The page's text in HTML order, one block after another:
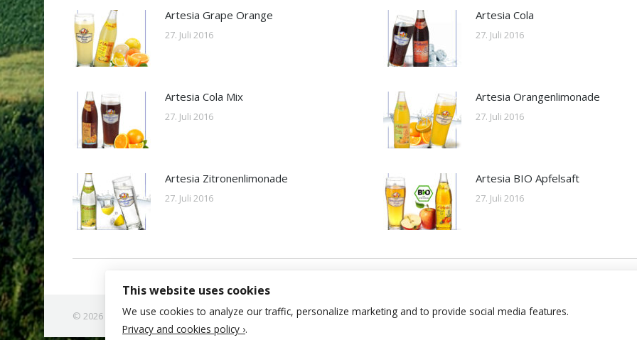
Artesia Grape Orange
27. Juli 2016
Artesia Cola
27. Juli 2016
Artesia Cola Mix
27. Juli 2016
Artesia Orangenlimonade
27. Juli 2016
Artesia Zitronenlimonade
27. Juli 2016
Artesia BIO Apfelsaft
27. Juli 2016
© 2026 | Schlossbrauerei Reuth
This website uses cookies
We use cookies to analyze our traffic, personalize marketing and to provide social media features.
Privacy and cookies policy ›.